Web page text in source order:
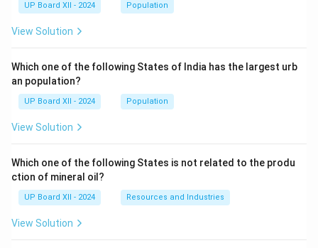
UP Board XII - 2024 Population
View Solution
Which one of the following States of India has the largest urb
an population?
UP Board XII - 2024 Population
View Solution
Which one of the following States is not related to the produ
ction of mineral oil?
UP Board XII - 2024 Resources and Industries
View Solution